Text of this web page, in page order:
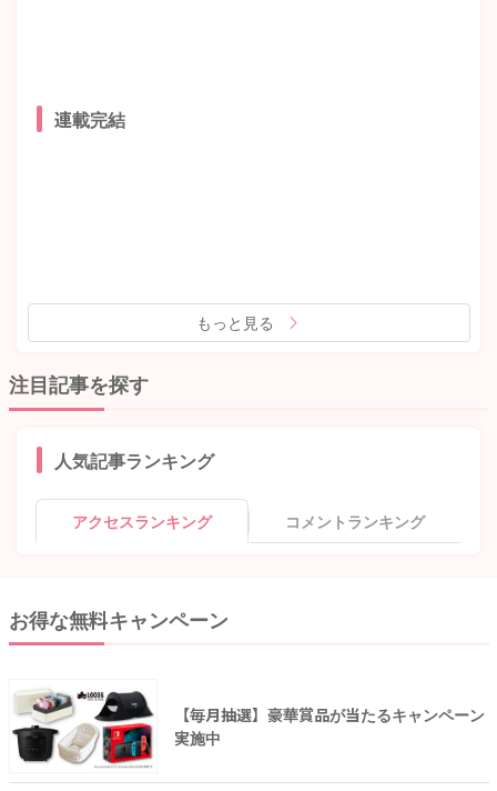
連載完結
もっと見る
注目記事を探す
人気記事ランキング
アクセスランキング コメントランキング
お得な無料キャンペーン
【毎月抽選】豪華賞品が当たるキャンペーン
実施中